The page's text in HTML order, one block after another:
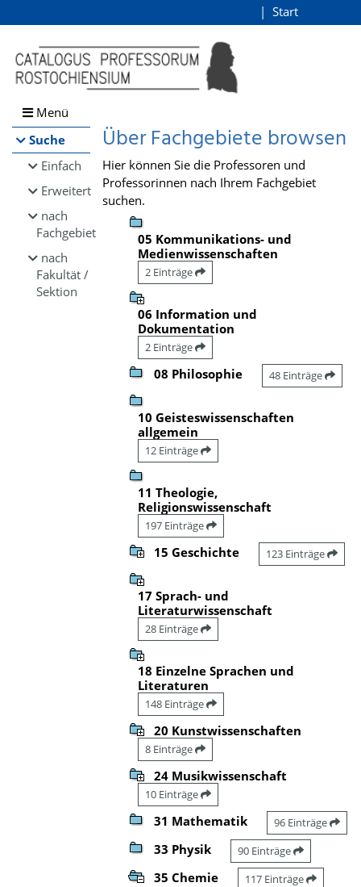
Browsen
direkt zum Inhalt
Start
Menü
Suche
Einfach
Erweitert
nach
Fachgebiet
nach
Fakultät /
Sektion
Über Fachgebiete browsen
Hier können Sie die Professoren und
Professorinnen nach Ihrem Fachgebiet
suchen.
05 Kommunikations- und
Medienwissenschaften
2 Einträge
06 Information und
Dokumentation
2 Einträge
08 Philosophie 48 Einträge
10 Geisteswissenschaften
allgemein
12 Einträge
11 Theologie,
Religionswissenschaft
197 Einträge
15 Geschichte 123 Einträge
17 Sprach- und
Literaturwissenschaft
28 Einträge
18 Einzelne Sprachen und
Literaturen
148 Einträge
20 Kunstwissenschaften
8 Einträge
24 Musikwissenschaft
10 Einträge
31 Mathematik 96 Einträge
33 Physik 90 Einträge
35 Chemie 117 Einträge